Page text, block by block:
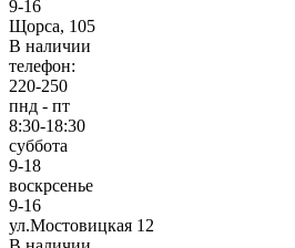
9-16
Щорса, 105
В наличии
телефон:
220-250
пнд - пт
8:30-18:30
суббота
9-18
воскрсенье
9-16
ул.Мостовицкая 12